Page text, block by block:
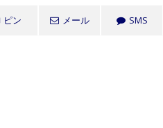
ピン メール SMS